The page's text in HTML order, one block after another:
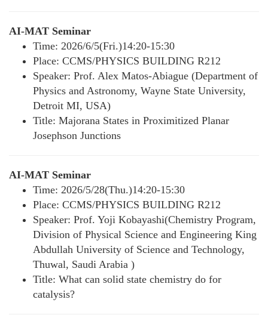
AI-MAT Seminar
Time: 2026/6/5(Fri.)14:20-15:30
Place: CCMS/PHYSICS BUILDING R212
Speaker: Prof. Alex Matos-Abiague (Department of
Physics and Astronomy, Wayne State University,
Detroit MI, USA)
Title: Majorana States in Proximitized Planar
Josephson Junctions
AI-MAT Seminar
Time: 2026/5/28(Thu.)14:20-15:30
Place: CCMS/PHYSICS BUILDING R212
Speaker: Prof. Yoji Kobayashi(Chemistry Program,
Division of Physical Science and Engineering King
Abdullah University of Science and Technology,
Thuwal, Saudi Arabia )
Title: What can solid state chemistry do for
catalysis?